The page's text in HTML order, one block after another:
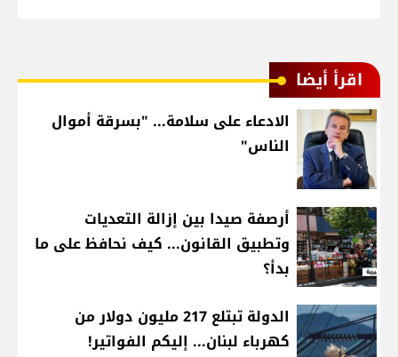
اقرأ أيضا
الادعاء على سلامة... "بسرقة أموال
الناس"
أرصفة صيدا بين إزالة التعديات
وتطبيق القانون... كيف نحافظ على ما
بدأ؟
الدولة تبتلع 217 مليون دولار من
كهرباء لبنان... إليكم الفواتير!